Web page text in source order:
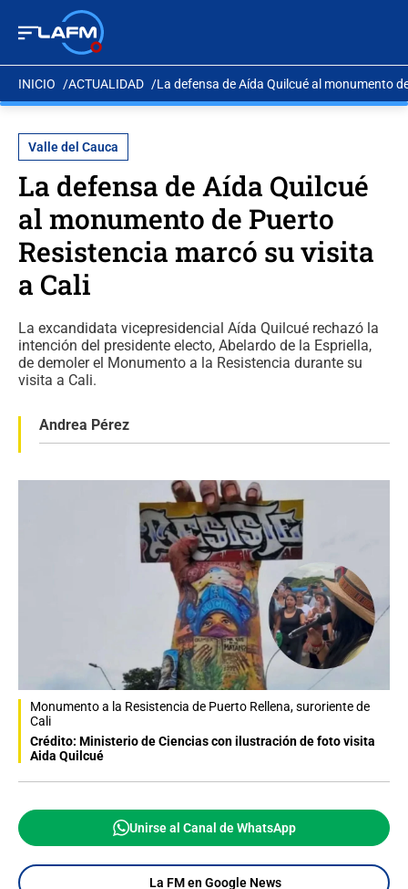
INICIO ACTUALIDAD La defensa de Aída Quilcué al monumento
Valle del Cauca
La defensa de Aída Quilcué
al monumento de Puerto
Resistencia marcó su visita
a Cali
La excandidata vicepresidencial Aída Quilcué rechazó la
intención del presidente electo, Abelardo de la Espriella,
de demoler el Monumento a la Resistencia durante su
visita a Cali.
Andrea Pérez
Monumento a la Resistencia de Puerto Rellena, suroriente de
Cali
Crédito: Ministerio de Ciencias con ilustración de foto visita
Aida Quilcué
Unirse al Canal de WhatsApp
La FM en Google News